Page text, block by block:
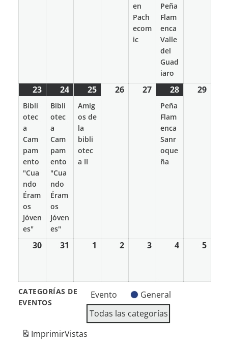
en
Pach
ecom
ic
Peña
Flam
enca
Valle
del
Guad
iaro
2323
marzo
2026
(1
event)
Bibli
otec
a
Cam
pam
ento
"Cua
ndo
Éram
os
Jóven
es"
2424
marzo
2026
(1
event)
Bibli
otec
a
Cam
pam
ento
"Cua
ndo
Éram
os
Jóven
es"
2525
2026
(1
Amig
os de
la
bibli
otec
a II
2626
2727
marzo
2026
2828
(1
Peña
Flam
enca
Sanr
oque
ña
2929
3030
31 1 22
33
44
55
CATEGORÍAS DE
EVENTOS
Evento
General
Todas las categorías
ImprimirVistas